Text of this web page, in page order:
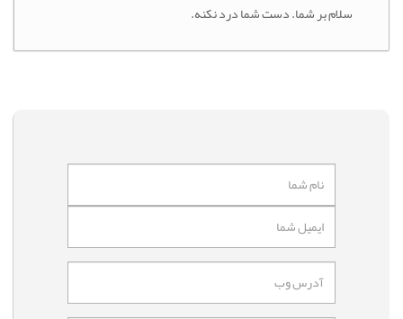
سلام بر شما. دست شما درد نکنه.